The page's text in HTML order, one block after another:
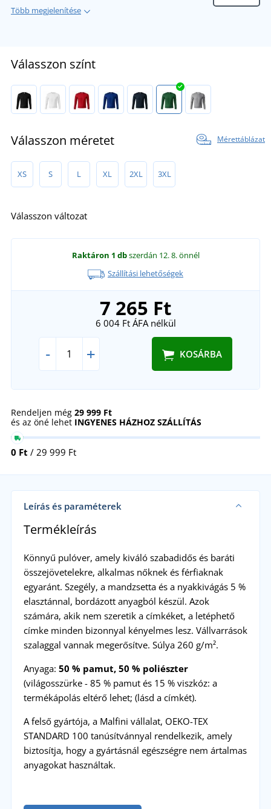
Több megjelenítése
Válasszon színt
Válasszon méretet Mérettáblázat
XS S L XL 2XL 3XL
Válasszon változat
Raktáron 1 dbszerdán 12. 8.önnél
Szállítási lehetőségek
7 265 Ft
6 004 FtÁFA nélkül
- + KOSÁRBA
Rendeljen még 29 999 Ft
és az öné lehet INGYENES HÁZHOZ SZÁLLÍTÁS
0 Ft / 29 999 Ft
Leírás és paraméterek
Termékleírás
Könnyű pulóver, amely kiváló szabadidős és baráti
összejövetelekre, alkalmas nőknek és férfiaknak
egyaránt. Szegély, a mandzsetta és a nyakkivágás 5 %
elasztánnal, bordázott anyagból készül. Azok
számára, akik nem szeretik a címkéket, a letéphető
címke minden bizonnyal kényelmes lesz. Vállvarrások
szalaggal vannak megerősítve. Súlya 260 g/m².
Anyaga: 50 % pamut, 50 % poliészter
(világosszürke - 85 % pamut és 15 % viszkóz: a
termékápolás eltérő lehet; (lásd a címkét).
A felső gyártója, a Malfini vállalat, OEKO-TEX
STANDARD 100 tanúsítvánnyal rendelkezik, amely
biztosítja, hogy a gyártásnál egészségre nem ártalmas
anyagokat használtak.